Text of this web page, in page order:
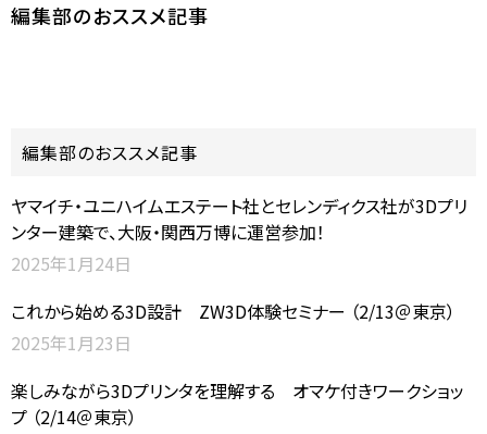
編集部のおススメ記事
編集部のおススメ記事
ヤマイチ・ユニハイムエステート社とセレンディクス社が3Dプリ
ンター建築で、大阪・関西万博に運営参加！
2025年1月24日
これから始める3D設計 ZW3D体験セミナー （2/13＠東京）
2025年1月23日
楽しみながら3Dプリンタを理解する オマケ付きワークショッ
プ （2/14＠東京）